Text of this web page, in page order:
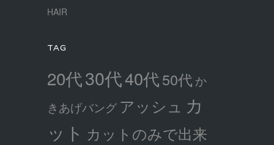
HAIR
TAG
20代30代40代50代 か
きあげバング アッシュ カ
ット カットのみで出来